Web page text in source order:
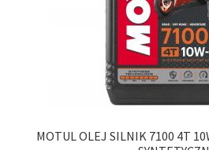
MOTUL OLEJ SILNIK 7100 4T